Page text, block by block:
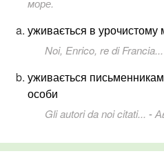
море.
уживається в
Noi, Enrico, re di Francia...
уживається
особи
Gli autori da noi citati... -